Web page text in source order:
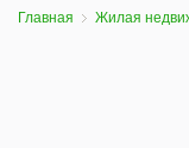
Главная Жилая